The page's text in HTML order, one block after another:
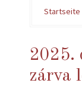
Startseite
2025.
zárva